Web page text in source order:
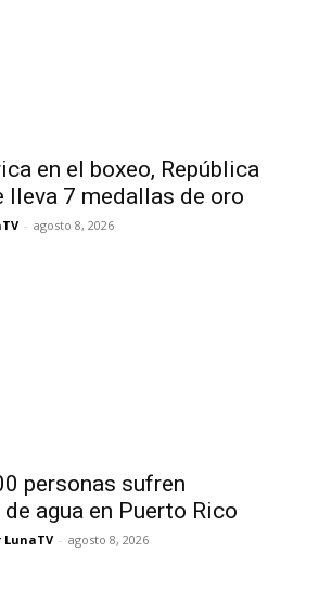
en el boxeo, República
lleva 7 medallas de oro
- agosto 8, 2026
personas sufren
agua en Puerto Rico
LunaTV - agosto 8, 2026